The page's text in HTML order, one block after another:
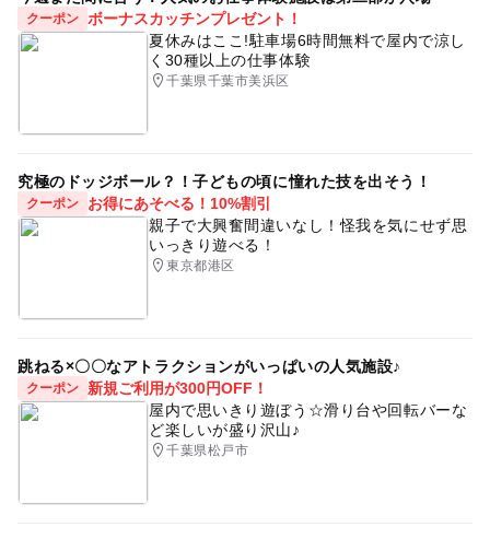
クーポン
ボーナスカッチンプレゼント！
夏休みはここ!駐車場6時間無料で屋内で涼し
く30種以上の仕事体験
千葉県千葉市美浜区
究極のドッジボール？！子どもの頃に憧れた技を出そう！
クーポン
お得にあそべる！10%割引
親子で大興奮間違いなし！怪我を気にせず思
いっきり遊べる！
東京都港区
跳ねる×〇〇なアトラクションがいっぱいの人気施設♪
クーポン
新規ご利用が300円OFF！
屋内で思いきり遊ぼう☆滑り台や回転バーな
ど楽しいが盛り沢山♪
千葉県松戸市